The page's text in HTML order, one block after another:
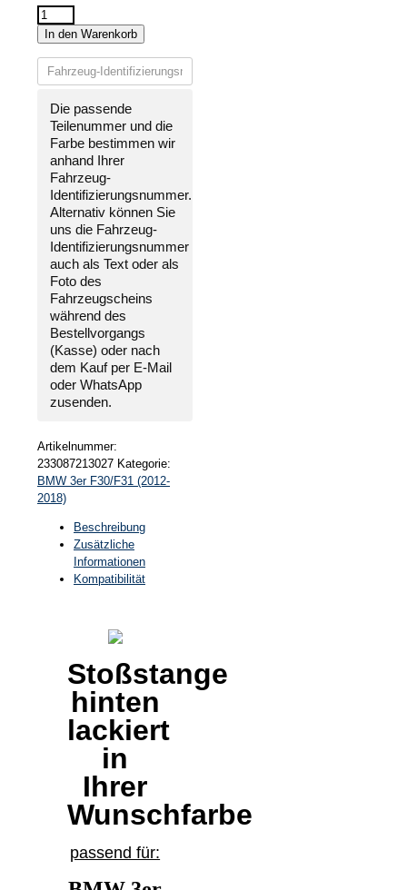
STOßSTANGE
LACKIERT
IN
WUNSCHFARBE
NEU
BMW
F30
2011-
2015
Menge
In den Warenkorb
Die passende
Teilenummer und die
Farbe bestimmen wir
anhand Ihrer
Fahrzeug-
Identifizierungsnummer.
Alternativ können Sie
uns die Fahrzeug-
Identifizierungsnummer
auch als Text oder als
Foto des
Fahrzeugscheins
während des
Bestellvorgangs
(Kasse) oder nach
dem Kauf per E-Mail
oder WhatsApp
zusenden.
Artikelnummer:
233087213027 Kategorie:
BMW 3er F30/F31 (2012-
2018)
Beschreibung
Zusätzliche
Informationen
Kompatibilität
Stoßstange
hinten
lackiert
in
Ihrer
Wunschfarbe
passend für: